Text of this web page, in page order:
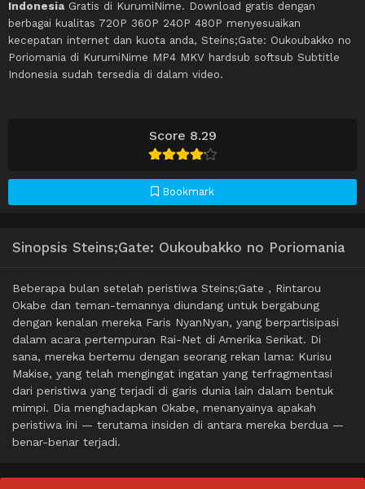
Score 8.29
Bookmark
Indonesia Gratis di KurumiNime. Download gratis dengan
berbagai kualitas 720P 360P 240P 480P menyesuaikan
kecepatan internet dan kuota anda, Steins;Gate: Oukoubakko no
Poriomania di KurumiNime MP4 MKV hardsub softsub Subtitle
Indonesia sudah tersedia di dalam video.
Sinopsis Steins;Gate: Oukoubakko no Poriomania
Beberapa bulan setelah peristiwa Steins;Gate , Rintarou
Okabe dan teman-temannya diundang untuk bergabung
dengan kenalan mereka Faris NyanNyan, yang berpartisipasi
dalam acara pertempuran Rai-Net di Amerika Serikat. Di
sana, mereka bertemu dengan seorang rekan lama: Kurisu
Makise, yang telah mengingat ingatan yang terfragmentasi
dari peristiwa yang terjadi di garis dunia lain dalam bentuk
mimpi. Dia menghadapkan Okabe, menanyainya apakah
peristiwa ini — terutama insiden di antara mereka berdua —
benar-benar terjadi.